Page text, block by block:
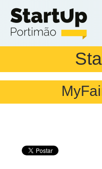
Saltar para o conteúdo